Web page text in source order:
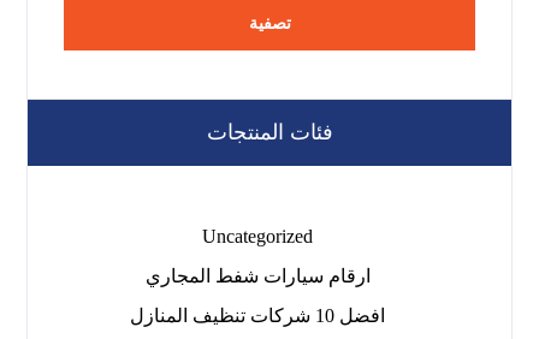
تصفية
فئات المنتجات
Uncategorized
ارقام سيارات شفط المجاري
افضل 10 شركات تنظيف المنازل